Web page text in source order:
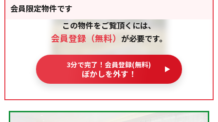
会員限定物件です
この物件をご覧頂くには、
会員登録（無料） が必要です。
3分で完了！会員登録(無料)
ぼかしを外す！